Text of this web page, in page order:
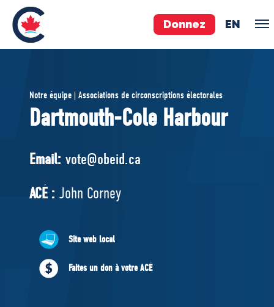
Donnez EN
ÉQUIPE
Pierre Poilievre
Vos députés conservateurs
Exécutif national
ACÉ
Documents constitutifs
MÉDIAS
Notre équipe | Associations de circonscriptions électorales
Dartmouth-Cole Harbour
Email: vote@obeid.ca
ACÉ : John Corney
Site web local
Faites un don à votre ACÉ